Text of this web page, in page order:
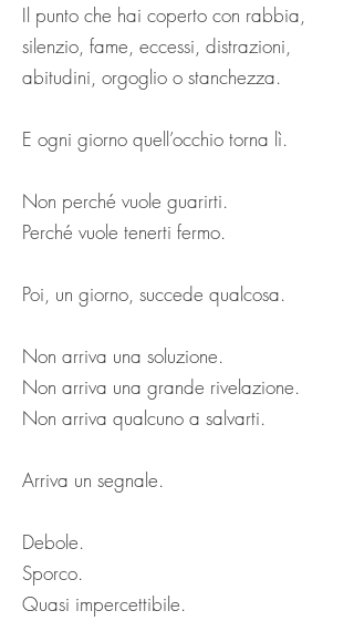
Il punto che hai coperto con rabbia,
silenzio, fame, eccessi, distrazioni,
abitudini, orgoglio o stanchezza.
E ogni giorno quell’occhio torna lì.
Non perché vuole guarirti.
Perché vuole tenerti fermo.
Poi, un giorno, succede qualcosa.
Non arriva una soluzione.
Non arriva una grande rivelazione.
Non arriva qualcuno a salvarti.
Arriva un segnale.
Debole.
Sporco.
Quasi impercettibile.